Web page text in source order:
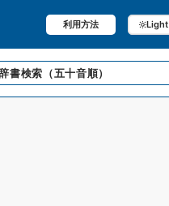
利用方法 Light
書検索 （五十音順）